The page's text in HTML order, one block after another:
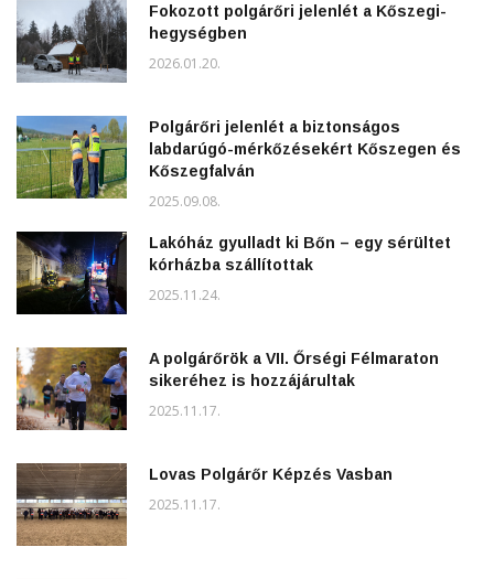
Fokozott polgárőri jelenlét a Kőszegi-
hegységben
2026.01.20.
Polgárőri jelenlét a biztonságos
labdarúgó-mérkőzésekért Kőszegen és
Kőszegfalván
2025.09.08.
Lakóház gyulladt ki Bőn – egy sérültet
kórházba szállítottak
2025.11.24.
A polgárőrök a VII. Őrségi Félmaraton
sikeréhez is hozzájárultak
2025.11.17.
Lovas Polgárőr Képzés Vasban
2025.11.17.